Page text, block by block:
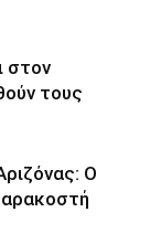
στον
τους
Ο